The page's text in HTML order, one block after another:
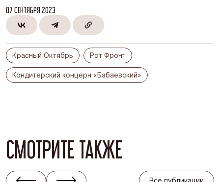
Красный Октябрь Рот Фронт
Кондитерский концерн «Бабаевский»
07 СЕНТЯБРЯ 2023
СМОТРИТЕ ТАКЖЕ
Все публикации